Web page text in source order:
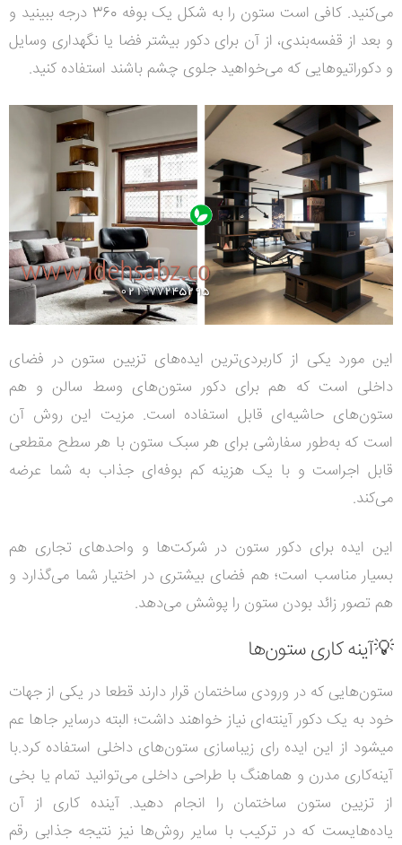
می‌کنید. کافی است ستون را به شکل یک بوفه 360 درجه ببینید و
و بعد از قفسه‌بندی، از آن برای دکور بیشتر فضا یا نگهداری وسایل
و دکوراتیوهایی که می‌خواهید جلوی چشم باشند استفاده کنید.
این مورد یکی از کاربردی‌ترین ایده‌‌های تزیین ستون در فضای
داخلی است که هم برای دکور ستون‌های وسط سالن و هم
ستون‌های حاشیه‌ای قابل استفاده است. مزیت این روش آن
است که به‌طور سفارشی برای هر سبک ستون با هر سطح مقطعی
قابل اجراست و با یک هزینه کم بوفه‌ای جذاب به شما عرضه
می‌کند.
این ایده برای دکور ستون در شرکت‌ها و واحدهای تجاری هم
بسیار مناسب است؛ هم فضای بیشتری در اختیار شما می‌گذارد و
هم تصور زائد بودن ستون را پوشش می‌دهد.
💡آینه کاری ستون‌ها
ستون‌هایی که در ورودی ساختمان قرار دارند قطعا در یکی از جهات
خود به یک دکور آینته‌ای نیاز خواهند داشت؛ البته درسایر جاها عم
میشود از این ایده رای زیباسازی ستون‌های داخلی استفاده کرد.با
آینه‌کاری مدرن و هماهنگ با طراحی داخلی می‌توانید تمام یا بخی
از تزیین ستون ساختمان را انجام دهید. آینده کاری از آن
یاده‌هایست که در ترکیب با سایر روش‌ها نیز نتیجه جذابی رقم